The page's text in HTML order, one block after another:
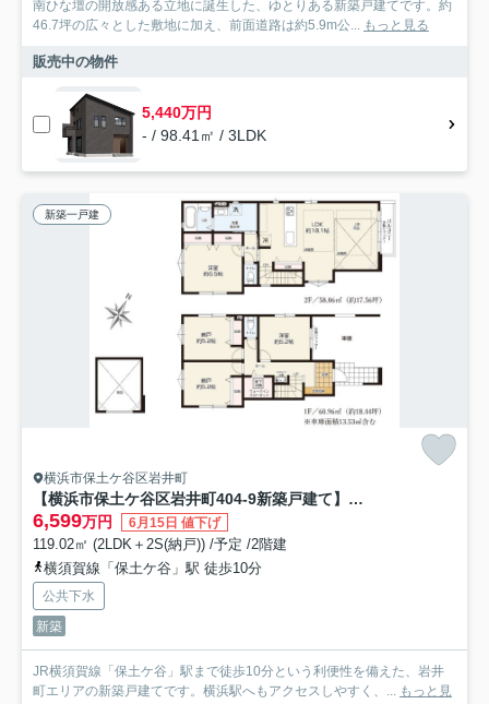
南ひな壇の開放感ある立地に誕生した、ゆとりある新築戸建てです。約
46.7坪の広々とした敷地に加え、前面道路は約5.9m公... もっと見る
販売中の物件
5,440万円
- / 98.41㎡ / 3LDK
新築一戸建
横浜市保土ケ谷区岩井町
【横浜市保土ケ谷区岩井町404-9新築戸建て】★仲介手数料無料★（富士見台小学校・岩井原中学校）
6,599万円 6月15日 値下げ
119.02㎡ (2LDK＋2S(納戸)) /予定 /2階建
横須賀線「保土ケ谷」駅 徒歩10分
公共下水
新築
JR横須賀線「保土ケ谷」駅まで徒歩10分という利便性を備えた、岩井
町エリアの新築戸建てです。横浜駅へもアクセスしやすく、... もっと見